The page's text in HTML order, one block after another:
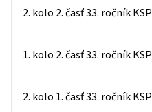
2. kolo 2. časť 33. ročník KSP
1. kolo 2. časť 33. ročník KSP
2. kolo 1. časť 33. ročník KSP